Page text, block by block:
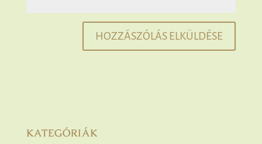
KATEGÓRIÁK